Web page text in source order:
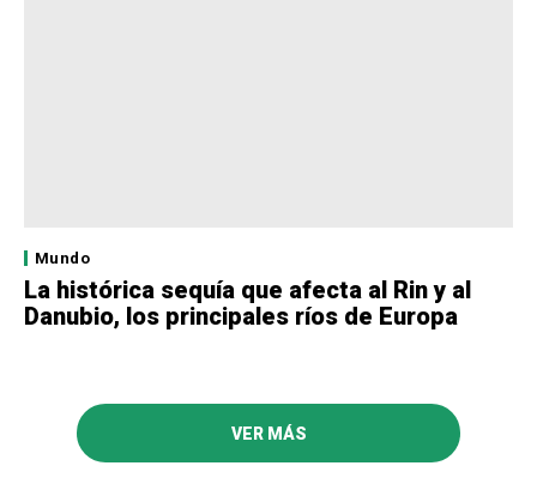
Mundo
La histórica sequía que afecta al Rin y al
Danubio, los principales ríos de Europa
VER MÁS